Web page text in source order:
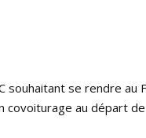
souhaitant se rendre au
covoiturage au départ